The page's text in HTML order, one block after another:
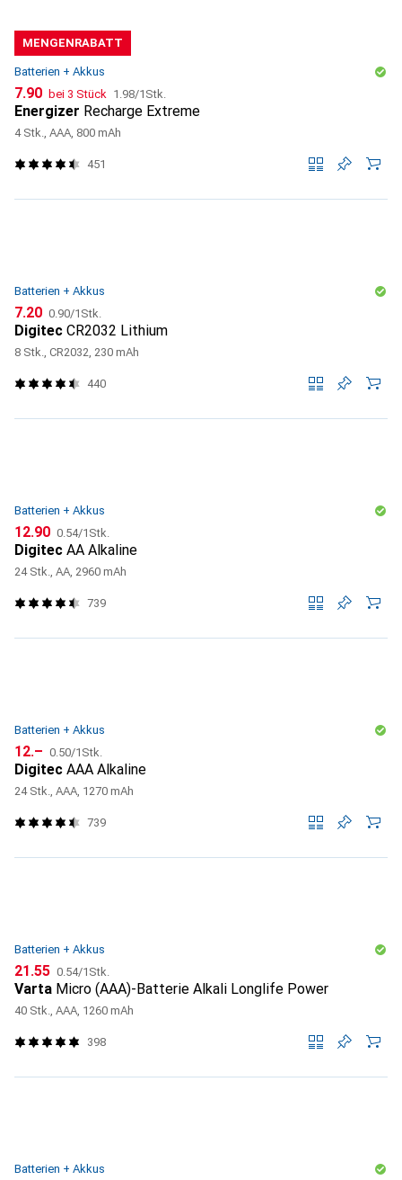
MENGENRABATT
Batterien + Akkus
CHF
7.90 bei 3 Stück CHF
1.98/1Stk.
Energizer Recharge Extreme
4 Stk., AAA, 800 mAh
451
Batterien + Akkus
CHF
7.20 CHF
0.90/1Stk.
Digitec CR2032 Lithium
8 Stk., CR2032, 230 mAh
440
Batterien + Akkus
CHF
12.90 CHF
0.54/1Stk.
Digitec AA Alkaline
24 Stk., AA, 2960 mAh
739
Batterien + Akkus
CHF
12.– CHF
0.50/1Stk.
Digitec AAA Alkaline
24 Stk., AAA, 1270 mAh
739
Batterien + Akkus
CHF
21.55 CHF
0.54/1Stk.
Varta Micro (AAA)-Batterie Alkali Longlife Power
40 Stk., AAA, 1260 mAh
398
Batterien + Akkus